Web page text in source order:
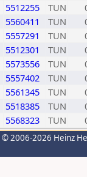
5512255 TUN
5560411 TUN
5557291 TUN
5512301 TUN
5573556 TUN
5557402 TUN
5561345 TUN
5518385 TUN
5568323 TUN
© 2006-2026 Heinz